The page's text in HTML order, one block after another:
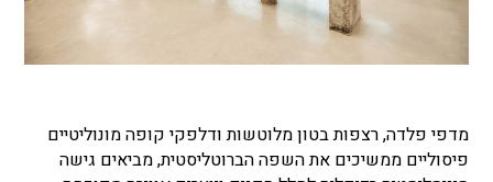
מדפי פלדה, רצפות בטון מלוטשות ודלפקי קופה מונוליטיים
פיסוליים ממשיכים את השפה הברוטליסטית, מביאים גישה